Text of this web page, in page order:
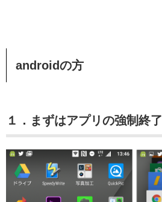
androidの方
１．まずはアプリの強制終了